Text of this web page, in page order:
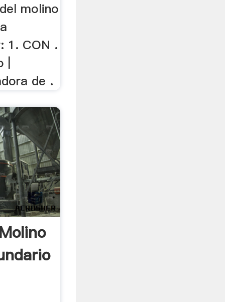
molino
1. CON .
de .